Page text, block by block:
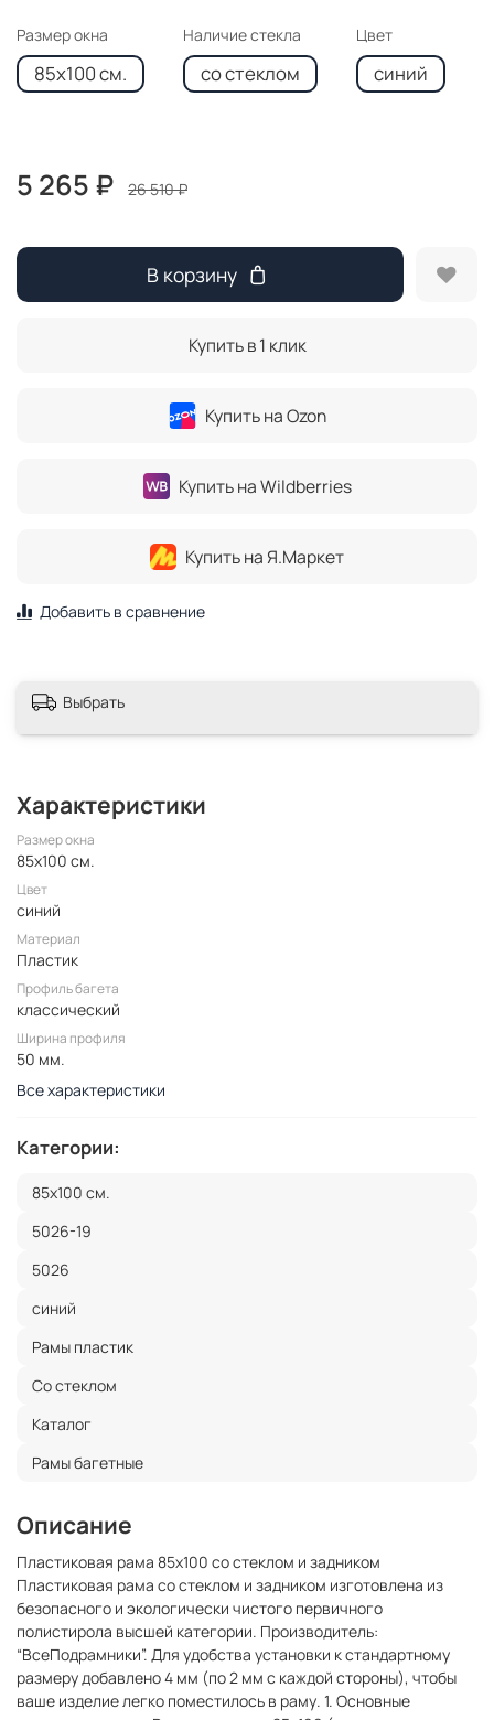
Размер окна
85x100 см.
Наличие стекла
со стеклом
Цвет
синий
5 265 ₽ 26 510 ₽
В корзину
Купить в 1 клик
Купить на Ozon
Купить на Wildberries
Купить на Я.Маркет
Добавить в сравнение
Выбрать
Характеристики
Размер окна
85x100 см.
Цвет
синий
Материал
Пластик
Профиль багета
классический
Ширина профиля
50 мм.
Все характеристики
Категории:
85x100 см.
5026-19
5026
синий
Рамы пластик
Со стеклом
Каталог
Рамы багетные
Описание
Пластиковая рама 85x100 со стеклом и задником
Пластиковая рама со стеклом и задником изготовлена из
безопасного и экологически чистого первичного
полистирола высшей категории. Производитель:
“ВсеПодрамники”. Для удобства установки к стандартному
размеру добавлено 4 мм (по 2 мм с каждой стороны), чтобы
ваше изделие легко поместилось в раму. 1. Основные